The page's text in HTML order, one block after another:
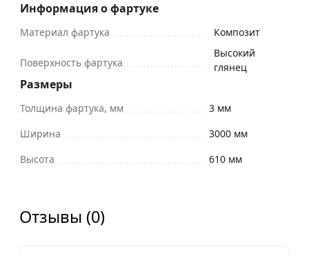
Информация о фартуке
Материал фартука Композит
Поверхность фартука
Высокий
глянец
Размеры
Толщина фартука, мм
3 мм
Ширина
3000 мм
Высота
610 мм
Отзывы (0)